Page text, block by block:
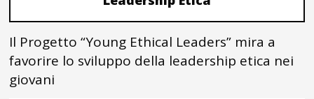
Il Progetto “Young Ethical Leaders” mira a
favorire lo sviluppo della leadership etica nei
giovani